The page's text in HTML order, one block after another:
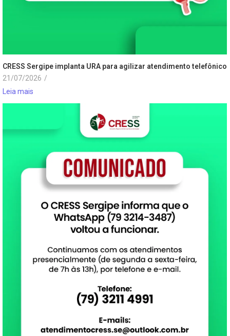
CRESS Sergipe implanta URA para agilizar atendimento telefônico
21/07/2026 /
Leia mais